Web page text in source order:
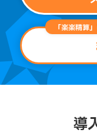
「楽楽精算
導